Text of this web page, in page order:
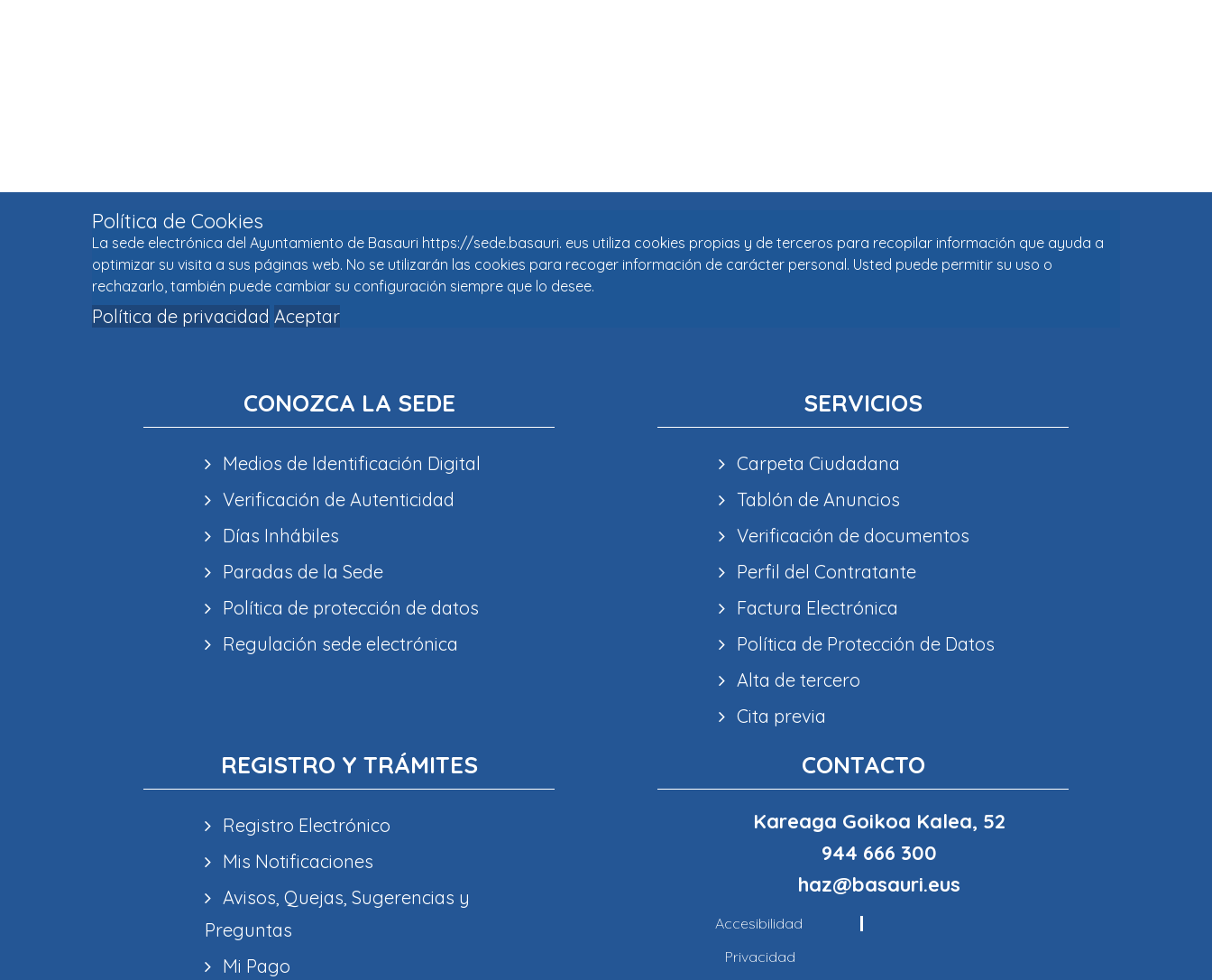
Política de Cookies
La sede electrónica del Ayuntamiento de Basauri https://sede.basauri. eus utiliza cookies propias y de terceros para recopilar información que ayuda a
optimizar su visita a sus páginas web. No se utilizarán las cookies para recoger información de carácter personal. Usted puede permitir su uso o
rechazarlo, también puede cambiar su configuración siempre que lo desee.
Política de privacidad Aceptar
CONOZCA LA SEDE
Medios de Identificación Digital
Verificación de Autenticidad
Días Inhábiles
Paradas de la Sede
Política de protección de datos
Regulación sede electrónica
SERVICIOS
Carpeta Ciudadana
Tablón de Anuncios
Verificación de documentos
Perfil del Contratante
Factura Electrónica
Política de Protección de Datos
Alta de tercero
Cita previa
REGISTRO Y TRÁMITES
Registro Electrónico
Mis Notificaciones
Avisos, Quejas, Sugerencias y
Preguntas
Mi Pago
CONTACTO
Kareaga Goikoa Kalea, 52
944 666 300
haz@basauri.eus
Accesibilidad
Privacidad